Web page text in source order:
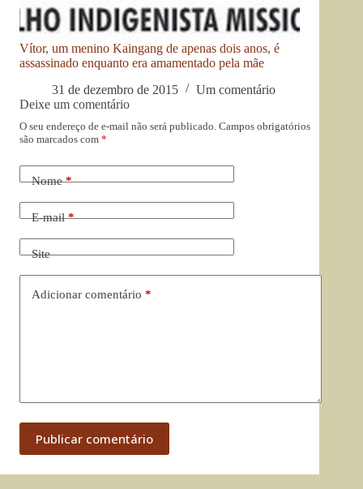
Vítor, um menino Kaingang de apenas dois anos, é
assassinado enquanto era amamentado pela mãe
31 de dezembro de 2015
Um comentário
Deixe um comentário
O seu endereço de e-mail não será publicado. Campos obrigatórios
são marcados com *
Nome*
E-mail*
Site
Adicionar comentário *
Publicar comentário